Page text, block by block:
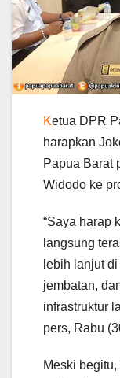
Ketua DPR
harapkan
Papua Barat
Widodo ke
“Saya harap
langsung
lebih lanjut
jembatan,
infrastruktur
pers, Rabu
Meski